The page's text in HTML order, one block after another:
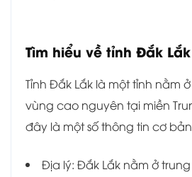
Tìm hiểu về tỉnh Đắk Lắk
Tỉnh Đắk Lắk là một tỉnh nằm
vùng cao nguyên tại miền
đây là một số thông tin cơ
Địa lý: Đắk Lắk nằm ở